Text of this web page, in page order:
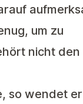
um zu
nicht den
so wendet